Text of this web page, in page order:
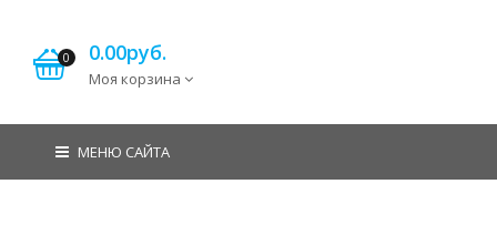
0 0.00руб.
Моя корзина
МЕНЮ САЙТА